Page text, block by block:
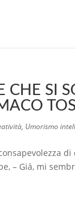
CHE SI
, Umorismo
– Giá, mi